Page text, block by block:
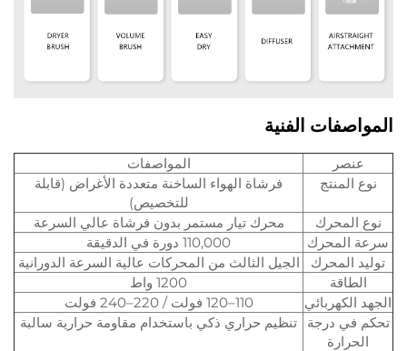
المواصفات الفنية
عنصر
المواصفات
نوع المنتج
فرشاة الهواء الساخنة متعددة الأغراض (قابلة
للتخصيص)
نوع المحرك
محرك تيار مستمر بدون فرشاة عالي السرعة
سرعة المحرك
110,000 دورة في الدقيقة
توليد المحرك
الجيل الثالث من المحركات عالية السرعة الدورانية
الطاقة
1200 واط
الجهد الكهربائي
110–120 فولت / 220–240 فولت
تحكم في درجة
الحرارة
تنظيم حراري ذكي باستخدام مقاومة حرارية سالبة